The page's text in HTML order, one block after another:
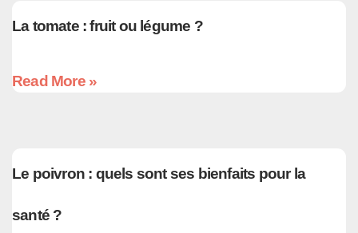
La tomate : fruit ou légume ?
Read More »
Le poivron : quels sont ses bienfaits pour la
santé ?